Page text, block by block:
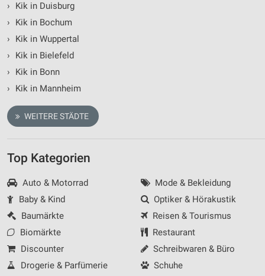
›
Kik in Duisburg
›
Kik in Bochum
›
Kik in Wuppertal
›
Kik in Bielefeld
›
Kik in Bonn
›
Kik in Mannheim
WEITERE STÄDTE
Top Kategorien
Auto & Motorrad
Baby & Kind
Baumärkte
Biomärkte
Discounter
Drogerie & Parfümerie
Mode & Bekleidung
Optiker & Hörakustik
Reisen & Tourismus
Restaurant
Schreibwaren & Büro
Schuhe